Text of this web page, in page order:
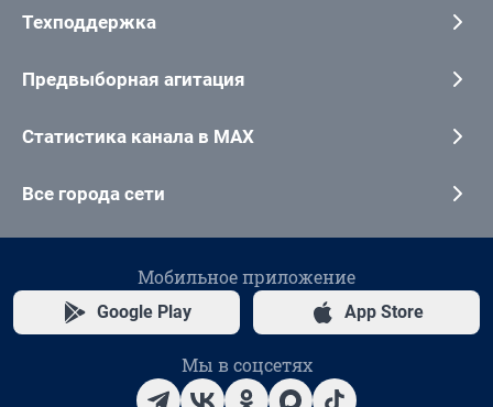
Техподдержка
Предвыборная агитация
Статистика канала в MAX
Все города сети
Мобильное приложение
Google Play App Store
Мы в соцсетях